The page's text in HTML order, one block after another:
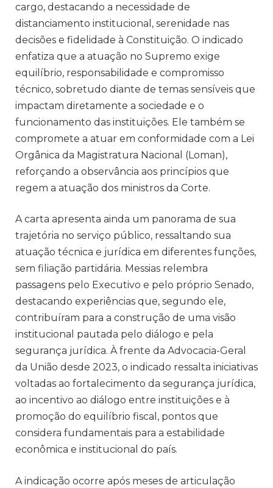
cargo, destacando a necessidade de
distanciamento institucional, serenidade nas
decisões e fidelidade à Constituição. O indicado
enfatiza que a atuação no Supremo exige
equilíbrio, responsabilidade e compromisso
técnico, sobretudo diante de temas sensíveis que
impactam diretamente a sociedade e o
funcionamento das instituições. Ele também se
compromete a atuar em conformidade com a Lei
Orgânica da Magistratura Nacional (Loman),
reforçando a observância aos princípios que
regem a atuação dos ministros da Corte.
A carta apresenta ainda um panorama de sua
trajetória no serviço público, ressaltando sua
atuação técnica e jurídica em diferentes funções,
sem filiação partidária. Messias relembra
passagens pelo Executivo e pelo próprio Senado,
destacando experiências que, segundo ele,
contribuíram para a construção de uma visão
institucional pautada pelo diálogo e pela
segurança jurídica. À frente da Advocacia-Geral
da União desde 2023, o indicado ressalta iniciativas
voltadas ao fortalecimento da segurança jurídica,
ao incentivo ao diálogo entre instituições e à
promoção do equilíbrio fiscal, pontos que
considera fundamentais para a estabilidade
econômica e institucional do país.
A indicação ocorre após meses de articulação